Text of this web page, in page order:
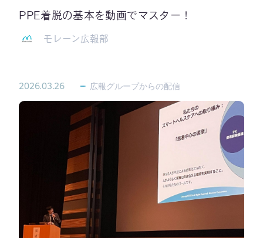
PPE着脱の基本を動画でマスター！
モレーン広報部
2026.03.26 広報グループからの配信